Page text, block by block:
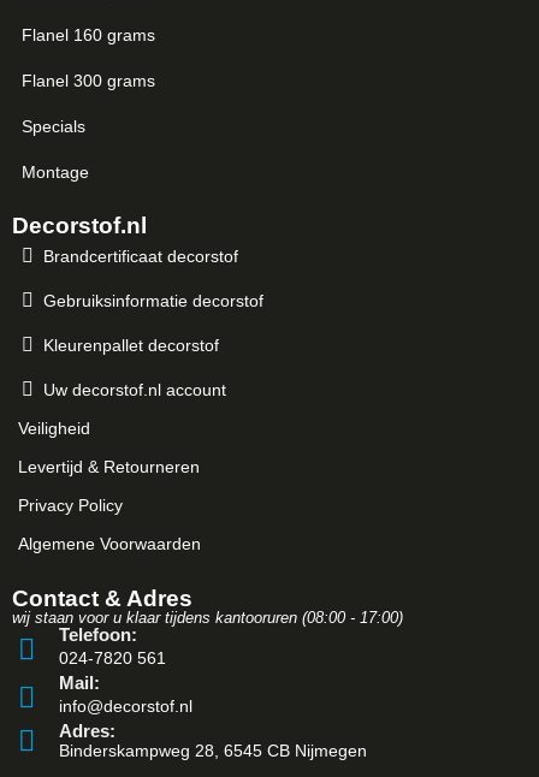
Flanel 160 grams
Flanel 300 grams
Specials
Montage
Decorstof.nl
Brandcertificaat decorstof
Gebruiksinformatie decorstof
Kleurenpallet decorstof
Uw decorstof.nl account
Veiligheid
Levertijd & Retourneren
Privacy Policy
Algemene Voorwaarden
Contact & Adres
wij staan voor u klaar tijdens kantooruren (08:00 - 17:00)
Telefoon:
024-7820 561
Mail:
info@decorstof.nl
Adres:
Binderskampweg 28, 6545 CB Nijmegen